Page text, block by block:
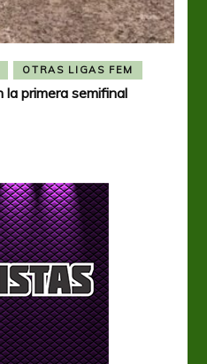
OTRAS LIGAS FEM
la primera semifinal